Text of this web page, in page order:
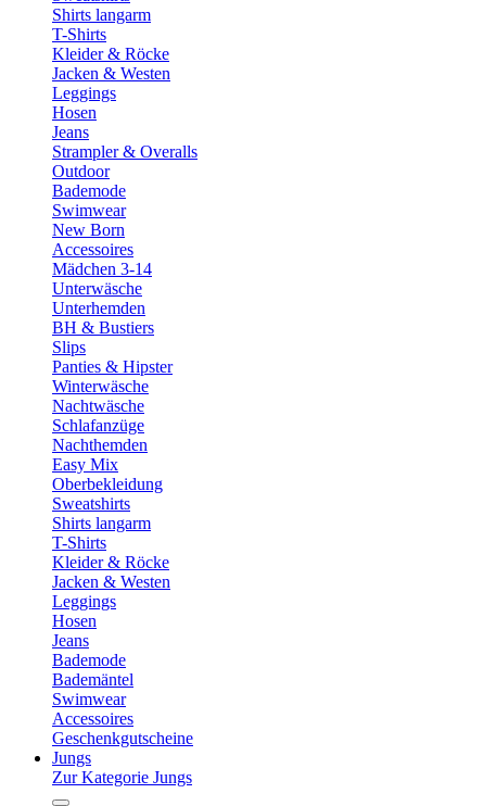
Shirts langarm
T-Shirts
Kleider & Röcke
Jacken & Westen
Leggings
Hosen
Jeans
Strampler & Overalls
Outdoor
Bademode
Swimwear
New Born
Accessoires
Mädchen 3-14
Unterwäsche
Unterhemden
BH & Bustiers
Slips
Panties & Hipster
Winterwäsche
Nachtwäsche
Schlafanzüge
Nachthemden
Easy Mix
Oberbekleidung
Sweatshirts
Shirts langarm
T-Shirts
Kleider & Röcke
Jacken & Westen
Leggings
Hosen
Jeans
Bademode
Bademäntel
Swimwear
Accessoires
Geschenkgutscheine
Jungs
Zur Kategorie Jungs